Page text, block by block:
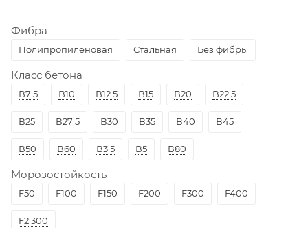
Фибра
Полипропиленовая Стальная Без фибры
Класс бетона
В7 5 В10 В12 5 В15 В20 В22 5
В25 В27 5 В30 В35 В40 В45
В50 В60 В3 5 В5 В80
Морозостойкость
F50 F100 F150 F200 F300 F400
F2 300